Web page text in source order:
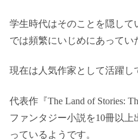
学生時代はそのことを隠し
では頻繁にいじめにあってい
現在は人気作家として活躍し
代表作『The Land of Stories:
ファンタジー小説を10冊以
っているようです。